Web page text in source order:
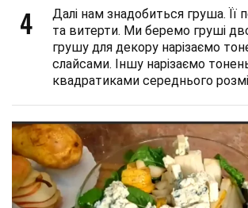
4
Далі нам знадобиться груша. Її
та витерти. Ми беремо груші
грушу для декору нарізаємо
слайсами. Іншу нарізаємо
квадратиками середнього